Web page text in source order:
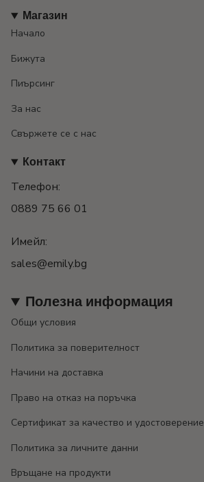
Магазин
Начало
Бижута
Пиърсинг
За нас
Свържете се с нас
Контакт
Телефон:
0889 75 66 01
Имейл:
sales@emily.bg
Полезна информация
Общи условия
Политика за поверителност
Начини на доставка
Право на отказ на поръчка
Сертификат за качество и удостоверение
Политика за личните данни
Връщане на продукти